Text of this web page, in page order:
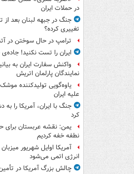
در حملات ایران
جنگ در جبهه لبنان بعد از
تغییری کرده؟
ترامپ در حال سوختن در
ایران را تست نکنید!
واکنش سفارت ایران به
نمایندگان پارلمان اتریش
یاوه‌گویی تولیدکننده موشک
علیه ایران
جنگ با ایران، آمریکا را
کرد
یمن: نقشه عربستان برای
نطفه خفه کردیم
آمریکا اوایل شهریور
انرژی اتمی می‌شود
چالش بزرگ آمریکا در